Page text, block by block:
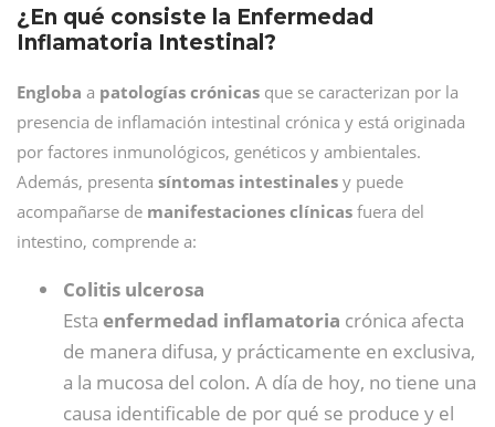
¿En qué consiste la Enfermedad
Inflamatoria Intestinal?
Engloba a patologías crónicas que se caracterizan por la
presencia de inflamación intestinal crónica y está originada
por factores inmunológicos, genéticos y ambientales.
Además, presenta síntomas intestinales y puede
acompañarse de manifestaciones clínicas fuera del
intestino, comprende a:
Colitis ulcerosa
Esta enfermedad inflamatoria crónica afecta
de manera difusa, y prácticamente en exclusiva,
a la mucosa del colon. A día de hoy, no tiene una
causa identificable de por qué se produce y el